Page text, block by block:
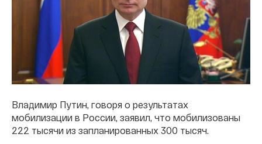
Владимир Путин, говоря о результатах
мобилизации в России, заявил, что мобилизованы
222 тысячи из запланированных 300 тысяч.